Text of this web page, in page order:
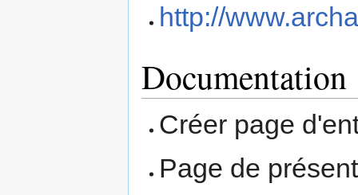
http://
Documentation
Créer page
Page de